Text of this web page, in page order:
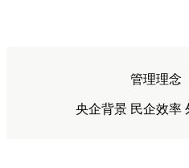
管理理念
央企背景 民企效率